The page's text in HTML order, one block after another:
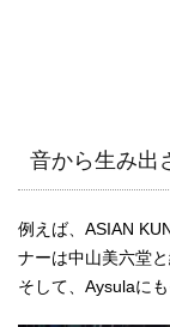
音から生み出
例えば、ASIAN
ナーは中山美六堂
そして、Aysulaに